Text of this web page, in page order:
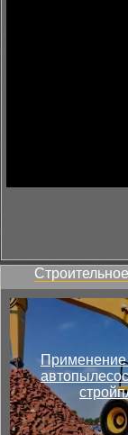
Применение